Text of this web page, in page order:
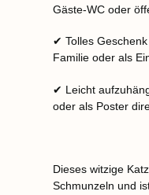
Gäste-WC oder
✔ Tolles
Familie oder als
✔ Leicht
oder als Poster
Dieses witzige
Schmunzeln und